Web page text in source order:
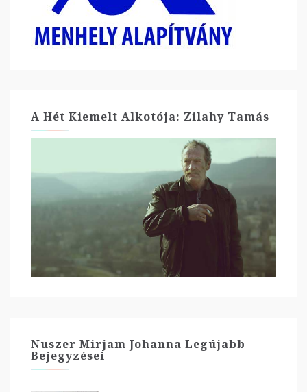
A Hét Kiemelt Alkotója: Zilahy Tamás
Nuszer Mirjam Johanna Legújabb
Bejegyzései